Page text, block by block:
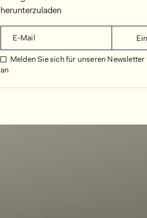
herunterzuladen
E-Mail
Melden Sie sich für unseren Newsletter
an